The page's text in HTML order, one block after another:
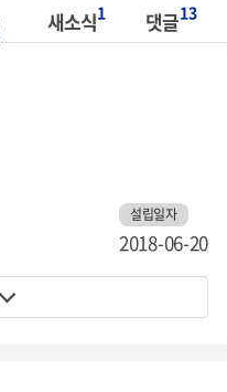
새소식1 댓글13
설립일자
2018-06-20